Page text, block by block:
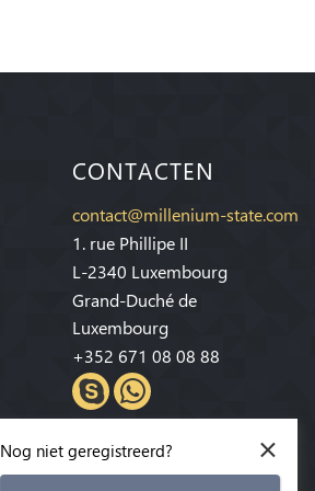
CONTACTEN
contact@millenium-state.com
1. rue Phillipe II
L-2340 Luxembourg
Grand-Duché de
Luxembourg
+352 671 08 08 88
×
Nog niet geregistreerd?